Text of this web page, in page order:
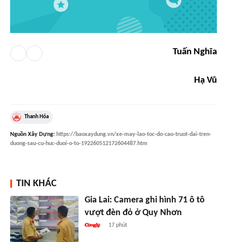
Tuấn Nghĩa
Hạ Vũ
Thanh Hóa
Nguồn Xây Dựng: https://baoxaydung.vn/xe-may-lao-toc-do-cao-truot-dai-tren-
duong-sau-cu-huc-duoi-o-to-192260512172604487.htm
TIN KHÁC
Gia Lai: Camera ghi hình 71 ô tô
vượt đèn đỏ ở Quy Nhơn
17 phút